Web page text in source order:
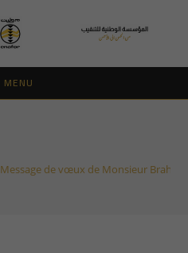
MENU
Message de vœux de Monsieur Brahim